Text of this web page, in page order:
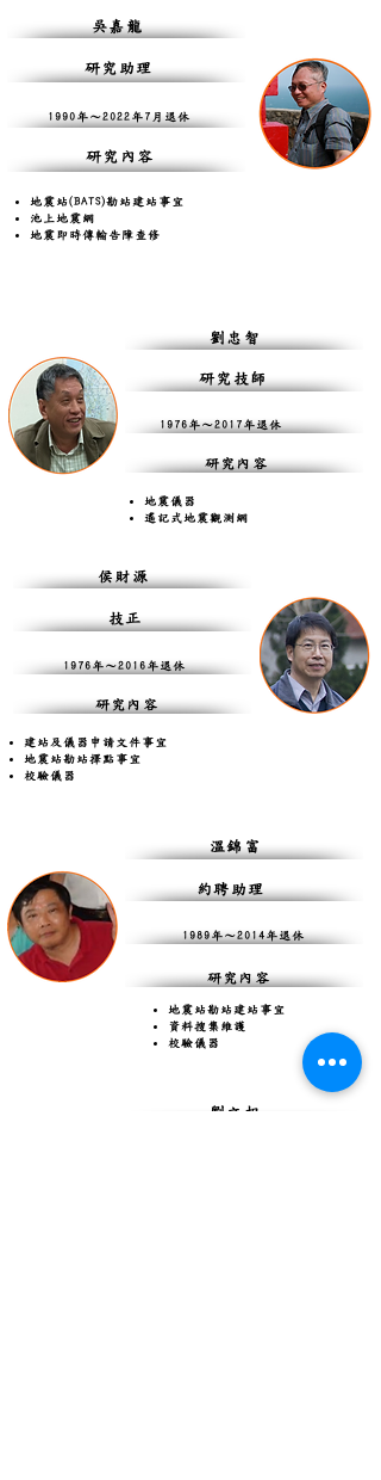
吳嘉龍
1990年～2022年7月退休
研究助理
研究內容
地震站(BATS)勘站建站事宜
池上地震網
地震即時傳輸告障查修
劉忠智
研究技師
1976年～2017年退休
研究內容
地震儀器
遙記式地震觀測網​​
侯財源
研究內容
1976年～2016年退休
技正
建站及儀器申請文件事宜
地震站勘站擇點事宜
校驗儀器
溫錦富
約聘助理
1989年～2014年退休
研究內容
地震站勘站建站事宜
資料搜集維護
校驗儀器
劉文相